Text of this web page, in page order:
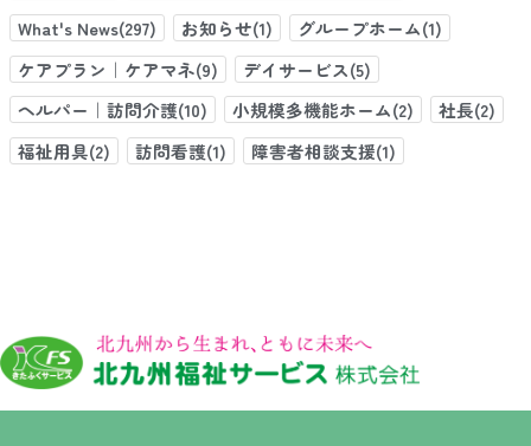
What's News(297)
お知らせ(1)
グループホーム(1)
ケアプラン｜ケアマネ(9)
デイサービス(5)
ヘルパー｜訪問介護(10)
小規模多機能ホーム(2)
社長(2)
福祉用具(2)
訪問看護(1) 障害者相談支援(1)